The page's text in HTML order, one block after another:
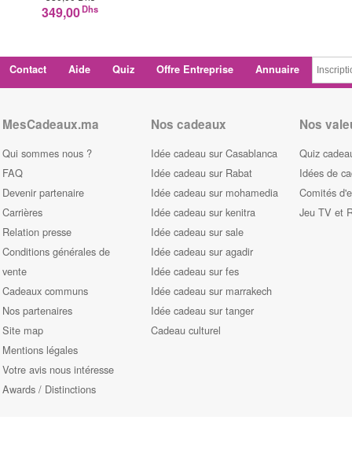
349,00Dhs
Contact Aide Quiz Offre Entreprise Annuaire
MesCadeaux.ma
Qui sommes nous ?
FAQ
Devenir partenaire
Carrières
Relation presse
Conditions générales de
vente
Cadeaux communs
Nos partenaires
Site map
Mentions légales
Votre avis nous intéresse
Awards / Distinctions
Nos cadeaux
Idée cadeau sur Casablanca
Idée cadeau sur Rabat
Idée cadeau sur mohamedia
Idée cadeau sur kenitra
Idée cadeau sur sale
Idée cadeau sur agadir
Idée cadeau sur fes
Idée cadeau sur marrakech
Idée cadeau sur tanger
Cadeau culturel
Nos
Quiz
Idées de
Comités
Jeu TV et